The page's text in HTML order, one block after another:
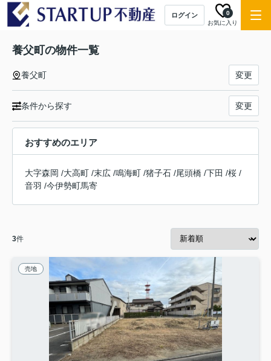
ログイン
お気に入り
0
養父町の物件一覧
養父町 変更
条件から探す 変更
おすすめのエリア
大字森岡 /大高町 /末広 /鳴海町 /猪子石 /尾頭橋 /下田 /桜 /
音羽 /今伊勢町馬寄
3件
売地